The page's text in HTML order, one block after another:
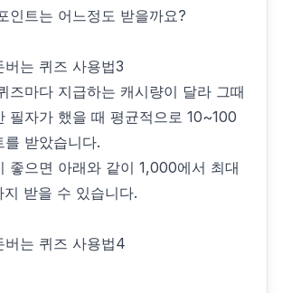
인트는 어느정도 받을까요?
즈마다 지급하는 캐시량이 달라 그때
필자가 했을 때 평균적으로 10~100
를 받았습니다.
좋으면 아래와 같이 1,000에서 최대
받을 수 있습니다.